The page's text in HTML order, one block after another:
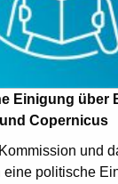
Einigung über
Copernicus
und
eine politische